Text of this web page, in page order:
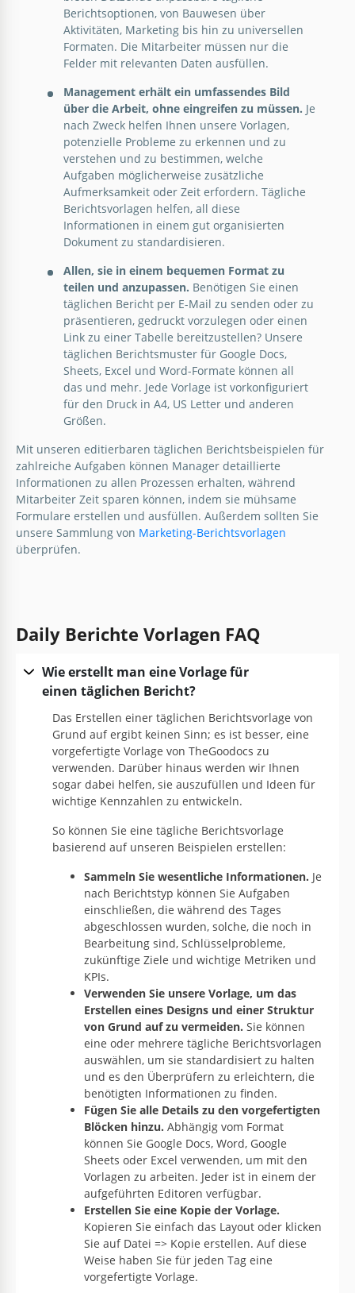
Google Docs
nostalgische Reise in die Vergangenheit, neu
interpretiert für die Anforderungen der Gegenwart.
Google Slides
Berichtsoptionen, von Bauwesen über
Aktivitäten, Marketing bis hin zu universellen
Formaten. Die Mitarbeiter müssen nur die
Felder mit relevanten Daten ausfüllen.
Management erhält ein umfassendes Bild
über die Arbeit, ohne eingreifen zu müssen. Je
nach Zweck helfen Ihnen unsere Vorlagen,
potenzielle Probleme zu erkennen und zu
verstehen und zu bestimmen, welche
Aufgaben möglicherweise zusätzliche
Aufmerksamkeit oder Zeit erfordern. Tägliche
Berichtsvorlagen helfen, all diese
Informationen in einem gut organisierten
Dokument zu standardisieren.
Allen, sie in einem bequemen Format zu
teilen und anzupassen. Benötigen Sie einen
täglichen Bericht per E-Mail zu senden oder zu
präsentieren, gedruckt vorzulegen oder einen
Link zu einer Tabelle bereitzustellen? Unsere
täglichen Berichtsmuster für Google Docs,
Sheets, Excel und Word-Formate können all
das und mehr. Jede Vorlage ist vorkonfiguriert
für den Druck in A4, US Letter und anderen
Größen.
Mit unseren editierbaren täglichen Berichtsbeispielen für
zahlreiche Aufgaben können Manager detaillierte
Informationen zu allen Prozessen erhalten, während
Mitarbeiter Zeit sparen können, indem sie mühsame
Formulare erstellen und ausfüllen. Außerdem sollten Sie
unsere Sammlung von Marketing-Berichtsvorlagen
überprüfen.
Daily Berichte Vorlagen FAQ
Wie erstellt man eine Vorlage für
einen täglichen Bericht?
Das Erstellen einer täglichen Berichtsvorlage von
Grund auf ergibt keinen Sinn; es ist besser, eine
vorgefertigte Vorlage von TheGoodocs zu
verwenden. Darüber hinaus werden wir Ihnen
sogar dabei helfen, sie auszufüllen und Ideen für
wichtige Kennzahlen zu entwickeln.
So können Sie eine tägliche Berichtsvorlage
basierend auf unseren Beispielen erstellen:
Sammeln Sie wesentliche Informationen. Je
nach Berichtstyp können Sie Aufgaben
einschließen, die während des Tages
abgeschlossen wurden, solche, die noch in
Bearbeitung sind, Schlüsselprobleme,
zukünftige Ziele und wichtige Metriken und
KPIs.
Verwenden Sie unsere Vorlage, um das
Erstellen eines Designs und einer Struktur
von Grund auf zu vermeiden. Sie können
eine oder mehrere tägliche Berichtsvorlagen
auswählen, um sie standardisiert zu halten
und es den Überprüfern zu erleichtern, die
benötigten Informationen zu finden.
Fügen Sie alle Details zu den vorgefertigten
Blöcken hinzu. Abhängig vom Format
können Sie Google Docs, Word, Google
Sheets oder Excel verwenden, um mit den
Vorlagen zu arbeiten. Jeder ist in einem der
aufgeführten Editoren verfügbar.
Erstellen Sie eine Kopie der Vorlage.
Kopieren Sie einfach das Layout oder klicken
Sie auf Datei => Kopie erstellen. Auf diese
Weise haben Sie für jeden Tag eine
vorgefertigte Vorlage.